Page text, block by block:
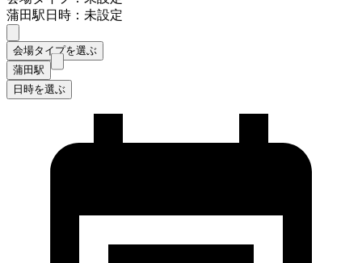
蒲田駅日時：未設定
会場タイプを選ぶ
蒲田駅
日時を選ぶ